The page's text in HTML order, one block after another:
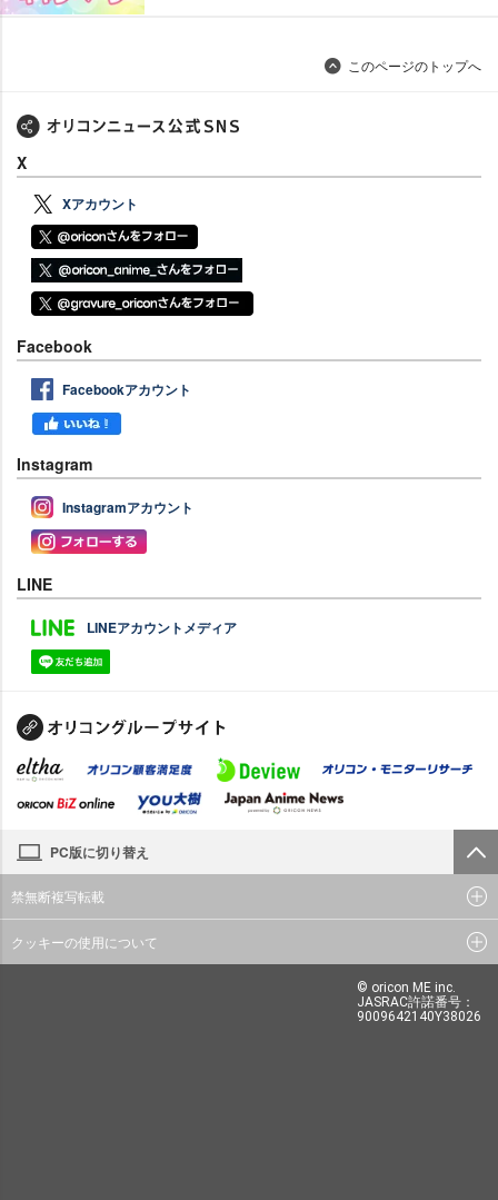
このページのトップへ
X
Xアカウント
Facebook
Facebookアカウント
Instagram
Instagramアカウント
LINE
LINEアカウントメディア
PC版に切り替え
禁無断複写転載
クッキーの使用について
© oricon ME inc.
JASRAC許諾番号：
9009642140Y38026